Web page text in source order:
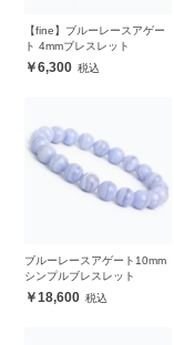
【fine】ブルーレースアゲー
ト 4mmブレスレット
6,300
ブルーレースアゲート10mm
シンプルブレスレット
18,600